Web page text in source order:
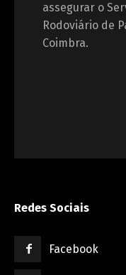
assegurar o
Rodoviário de
Coimbra.
Redes Sociais
Facebook